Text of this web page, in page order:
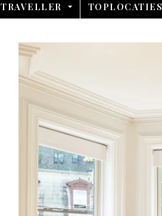
TRAVELLER TOPLOCATIES